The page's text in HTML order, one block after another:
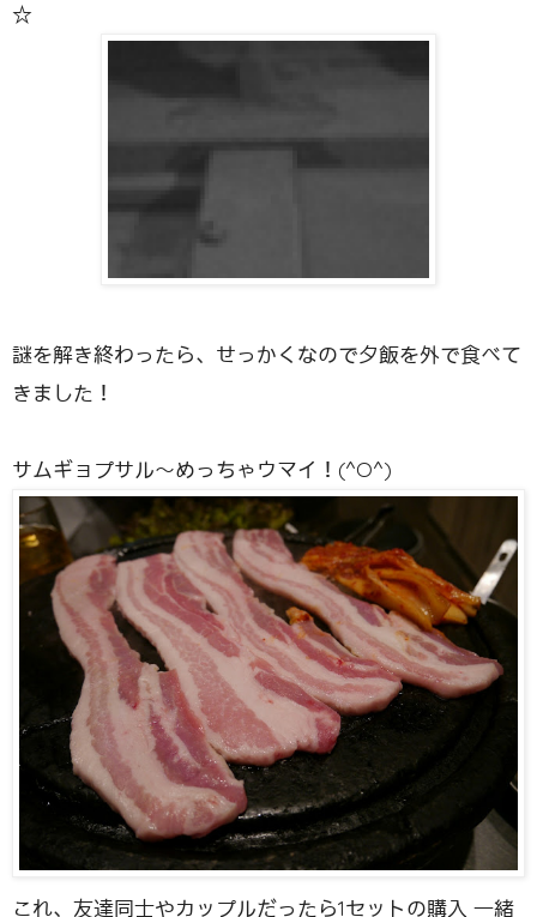
☆
謎を解き終わったら、せっかくなので夕飯を外で食べて
きました！
サムギョプサル〜めっちゃウマイ！(^O^)
これ、友達同士やカップルだったら1セットの購入 一緒